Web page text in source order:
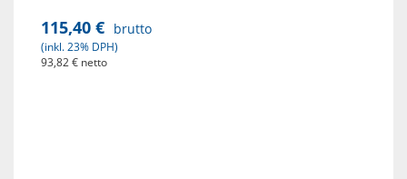
115,40 € brutto
(inkl. 23% DPH)
93,82 € netto